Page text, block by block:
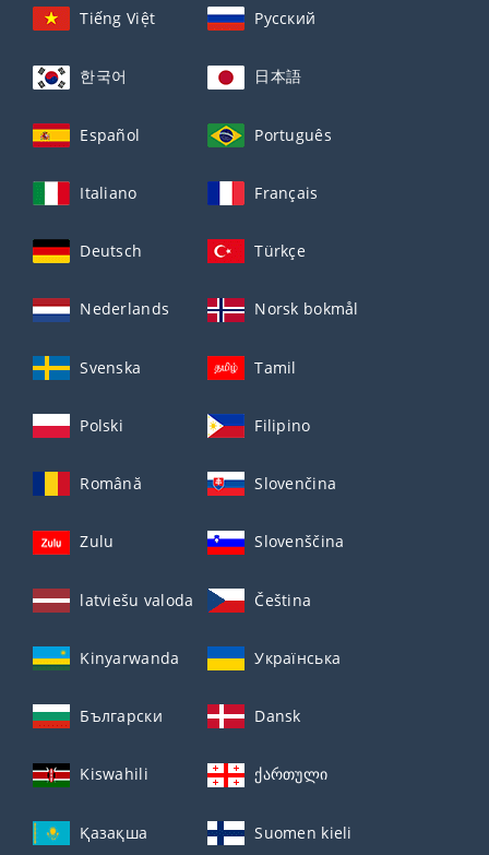
Tiếng Việt Русский
한국어 日本語
Español Português
Italiano Français
Deutsch Türkçe
Nederlands Norsk bokmål
Svenska Tamil
Polski Filipino
Română Slovenčina
Zulu Slovenščina
latviešu valoda Čeština
Kinyarwanda Українська
Български Dansk
Kiswahili ქართული
Қазақша Suomen kieli